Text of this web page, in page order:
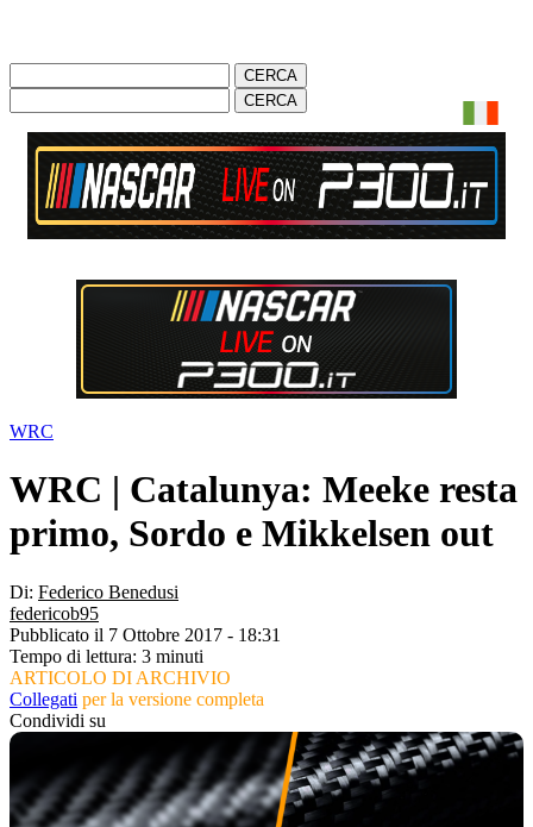
WRC
WRC | Catalunya: Meeke resta
primo, Sordo e Mikkelsen out
Di: Federico Benedusi
federicob95
Pubblicato il 7 Ottobre 2017 - 18:31
Tempo di lettura: 3 minuti
ARTICOLO DI ARCHIVIO
Collegati per la versione completa
Condividi su